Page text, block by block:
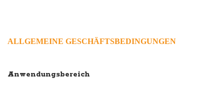
ALLGEMEINE GESCHÄFTSBEDINGUNGEN
Anwendungsbereich